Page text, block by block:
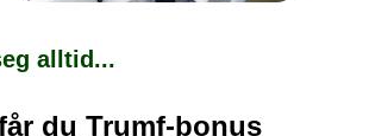
alltid...
du Trumf-bonus